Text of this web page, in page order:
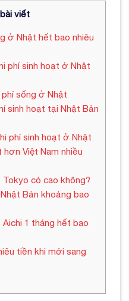
viết
ở Nhật hết bao nhiêu
phí sinh hoạt ở Nhật
sống ở Nhật
sinh hoạt tại Nhật Bản
phí sinh hoạt ở Nhật
Việt Nam nhiều
có cao không?
Bản khoảng bao
1 tháng hết bao
tiền khi mới sang